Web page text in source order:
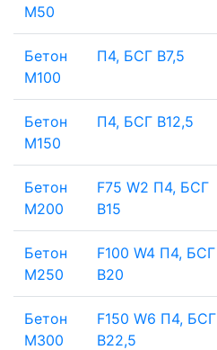
М50
Бетон
М100
П4, БСГ В7,5
Бетон
М150
П4, БСГ В12,5
Бетон
М200
F75 W2 П4, БСГ
В15
Бетон
М250
F100 W4 П4, БСГ
В20
Бетон
М300
F150 W6 П4, БСГ
В22,5